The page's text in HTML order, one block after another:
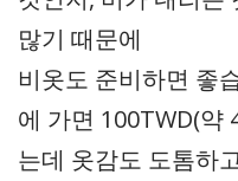
많기 때문에
비옷도 준비하면 좋
에 가면 100TWD(약
는데 옷감도 도톰하